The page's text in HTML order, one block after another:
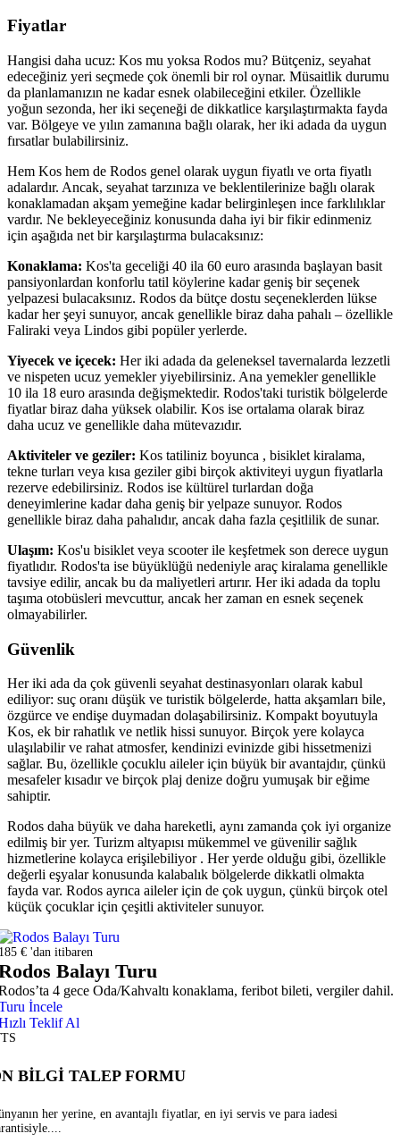
Fiyatlar
Hangisi daha ucuz: Kos mu yoksa Rodos mu? Bütçeniz, seyahat
edeceğiniz yeri seçmede çok önemli bir rol oynar. Müsaitlik durumu
da planlamanızın ne kadar esnek olabileceğini etkiler. Özellikle
yoğun sezonda, her iki seçeneği de dikkatlice karşılaştırmakta fayda
var. Bölgeye ve yılın zamanına bağlı olarak, her iki adada da uygun
fırsatlar bulabilirsiniz.
Hem Kos hem de Rodos genel olarak uygun fiyatlı ve orta fiyatlı
adalardır. Ancak, seyahat tarzınıza ve beklentilerinize bağlı olarak
konaklamadan akşam yemeğine kadar belirginleşen ince farklılıklar
vardır. Ne bekleyeceğiniz konusunda daha iyi bir fikir edinmeniz
için aşağıda net bir karşılaştırma bulacaksınız:
Konaklama: Kos'ta geceliği 40 ila 60 euro arasında başlayan basit
pansiyonlardan konforlu tatil köylerine kadar geniş bir seçenek
yelpazesi bulacaksınız. Rodos da bütçe dostu seçeneklerden lükse
kadar her şeyi sunuyor, ancak genellikle biraz daha pahalı – özellikle
Faliraki veya Lindos gibi popüler yerlerde.
Yiyecek ve içecek: Her iki adada da geleneksel tavernalarda lezzetli
ve nispeten ucuz yemekler yiyebilirsiniz. Ana yemekler genellikle
10 ila 18 euro arasında değişmektedir. Rodos'taki turistik bölgelerde
fiyatlar biraz daha yüksek olabilir. Kos ise ortalama olarak biraz
daha ucuz ve genellikle daha mütevazıdır.
Aktiviteler ve geziler: Kos tatiliniz boyunca , bisiklet kiralama,
tekne turları veya kısa geziler gibi birçok aktiviteyi uygun fiyatlarla
rezerve edebilirsiniz. Rodos ise kültürel turlardan doğa
deneyimlerine kadar daha geniş bir yelpaze sunuyor. Rodos
genellikle biraz daha pahalıdır, ancak daha fazla çeşitlilik de sunar.
Ulaşım: Kos'u bisiklet veya scooter ile keşfetmek son derece uygun
fiyatlıdır. Rodos'ta ise büyüklüğü nedeniyle araç kiralama genellikle
tavsiye edilir, ancak bu da maliyetleri artırır. Her iki adada da toplu
taşıma otobüsleri mevcuttur, ancak her zaman en esnek seçenek
olmayabilirler.
Güvenlik
Her iki ada da çok güvenli seyahat destinasyonları olarak kabul
ediliyor: suç oranı düşük ve turistik bölgelerde, hatta akşamları bile,
özgürce ve endişe duymadan dolaşabilirsiniz. Kompakt boyutuyla
Kos, ek bir rahatlık ve netlik hissi sunuyor. Birçok yere kolayca
ulaşılabilir ve rahat atmosfer, kendinizi evinizde gibi hissetmenizi
sağlar. Bu, özellikle çocuklu aileler için büyük bir avantajdır, çünkü
mesafeler kısadır ve birçok plaj denize doğru yumuşak bir eğime
sahiptir.
Rodos daha büyük ve daha hareketli, aynı zamanda çok iyi organize
edilmiş bir yer. Turizm altyapısı mükemmel ve güvenilir sağlık
hizmetlerine kolayca erişilebiliyor . Her yerde olduğu gibi, özellikle
değerli eşyalar konusunda kalabalık bölgelerde dikkatli olmakta
fayda var. Rodos ayrıca aileler için de çok uygun, çünkü birçok otel
küçük çocuklar için çeşitli aktiviteler sunuyor.
€ 'dan itibaren
Balayı Turu
4 gece Oda/Kahvaltı konaklama, feribot bileti, vergiler dahil.
İncele
Teklif Al
BİLGİ TALEP FORMU
her yerine, en avantajlı fiyatlar, en iyi servis ve para iadesi